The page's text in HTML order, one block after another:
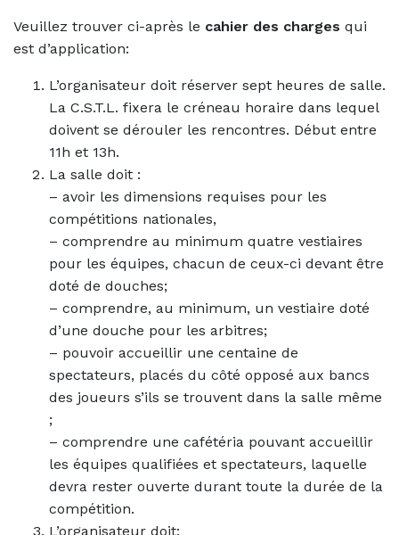
Veuillez trouver ci-après le cahier des charges qui
est d’application:
L’organisateur doit réserver sept heures de salle.
La C.S.T.L. fixera le créneau horaire dans lequel
doivent se dérouler les rencontres. Début entre
11h et 13h.
La salle doit :
– avoir les dimensions requises pour les
compétitions nationales,
– comprendre au minimum quatre vestiaires
pour les équipes, chacun de ceux-ci devant être
doté de douches;
– comprendre, au minimum, un vestiaire doté
d’une douche pour les arbitres;
– pouvoir accueillir une centaine de
spectateurs, placés du côté opposé aux bancs
des joueurs s’ils se trouvent dans la salle même
;
– comprendre une cafétéria pouvant accueillir
les équipes qualifiées et spectateurs, laquelle
devra rester ouverte durant toute la durée de la
compétition.
L’organisateur doit: